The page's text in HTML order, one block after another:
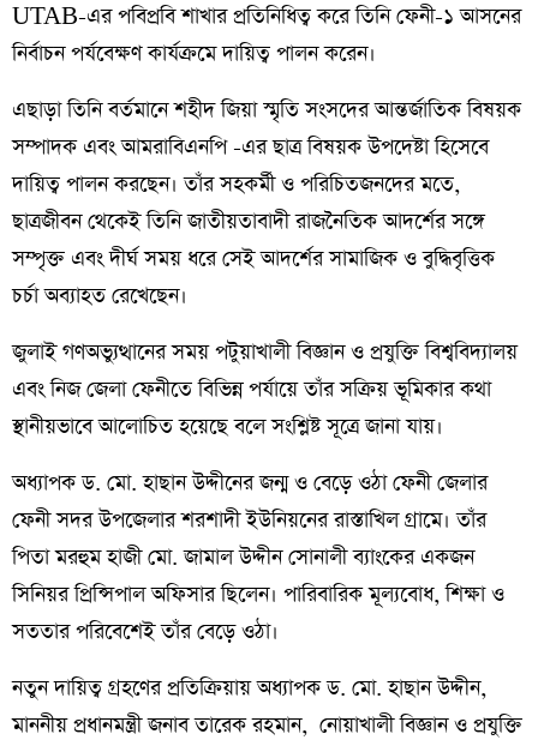
UTAB-এর পবিপ্রবি শাখার প্রতিনিধিত্ব করে তিনি ফেনী-১ আসনের
নির্বাচন পর্যবেক্ষণ কার্যক্রমে দায়িত্ব পালন করেন।
এছাড়া তিনি বর্তমানে শহীদ জিয়া স্মৃতি সংসদের আন্তর্জাতিক বিষয়ক
সম্পাদক এবং আমরাবিএনপি -এর ছাত্র বিষয়ক উপদেষ্টা হিসেবে
দায়িত্ব পালন করছেন। তাঁর সহকর্মী ও পরিচিতজনদের মতে,
ছাত্রজীবন থেকেই তিনি জাতীয়তাবাদী রাজনৈতিক আদর্শের সঙ্গে
সম্পৃক্ত এবং দীর্ঘ সময় ধরে সেই আদর্শের সামাজিক ও বুদ্ধিবৃত্তিক
চর্চা অব্যাহত রেখেছেন।
জুলাই গণঅভ্যুত্থানের সময় পটুয়াখালী বিজ্ঞান ও প্রযুক্তি বিশ্ববিদ্যালয়
এবং নিজ জেলা ফেনীতে বিভিন্ন পর্যায়ে তাঁর সক্রিয় ভূমিকার কথা
স্থানীয়ভাবে আলোচিত হয়েছে বলে সংশ্লিষ্ট সূত্রে জানা যায়।
অধ্যাপক ড. মো. হাছান উদ্দীনের জন্ম ও বেড়ে ওঠা ফেনী জেলার
ফেনী সদর উপজেলার শরশাদী ইউনিয়নের রাস্তাখিল গ্রামে। তাঁর
পিতা মরহুম হাজী মো. জামাল উদ্দীন সোনালী ব্যাংকের একজন
সিনিয়র প্রিন্সিপাল অফিসার ছিলেন। পারিবারিক মূল্যবোধ, শিক্ষা ও
সততার পরিবেশেই তাঁর বেড়ে ওঠা।
নতুন দায়িত্ব গ্রহণের প্রতিক্রিয়ায় অধ্যাপক ড. মো. হাছান উদ্দীন,
মাননীয় প্রধানমন্ত্রী জনাব তারেক রহমান, নোয়াখালী বিজ্ঞান ও প্রযুক্তি